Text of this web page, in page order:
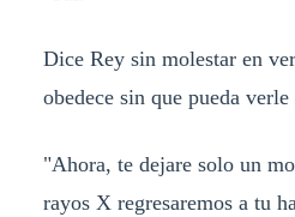
Dice Rey sin molestar en
obedece sin que pueda
"Ahora, te dejare solo un
rayos X regresaremos a tu